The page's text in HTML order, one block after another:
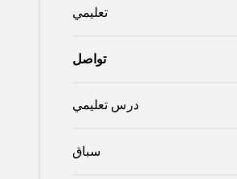
تعليمي
تواصل
درس تعليمي
سباق